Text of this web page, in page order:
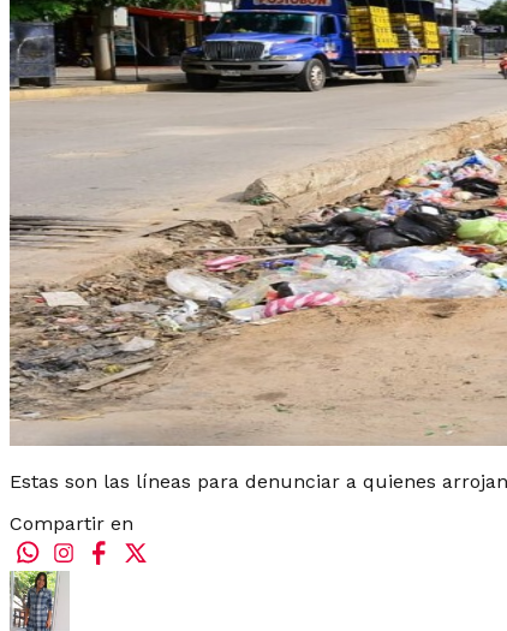
Estas son las líneas para denunciar a quienes
Compartir en